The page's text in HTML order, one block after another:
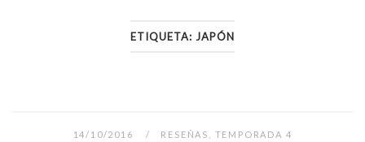
ETIQUETA: JAPÓN
14/10/2016 RESEÑAS TEMPORADA 4